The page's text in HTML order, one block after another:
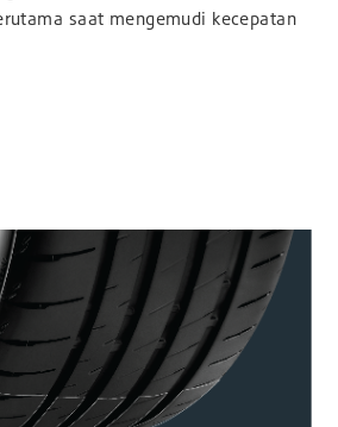
saat mengemudi kecepatan